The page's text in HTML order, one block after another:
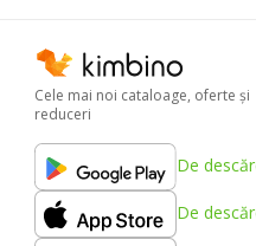
Cele mai noi cataloage, oferte şi
reduceri
De
De